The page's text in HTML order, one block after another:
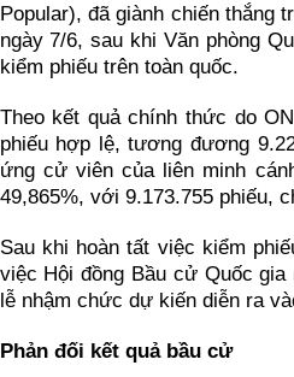
Popular), đã giành chiến thắng
ngày 7/6, sau khi Văn phòng
kiểm phiếu trên toàn quốc.
Theo kết quả chính thức do
phiếu hợp lệ, tương đương
ứng cử viên của liên minh
49,865%, với 9.173.755 phiếu,
Sau khi hoàn tất việc kiểm
việc Hội đồng Bầu cử Quốc
lễ nhậm chức dự kiến diễn ra
Phản đối kết quả bầu cử